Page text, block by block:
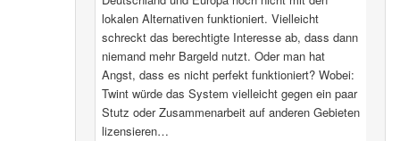
lokalen Alternativen funktioniert. Vielleicht
schreckt das berechtigte Interesse ab, dass dann
niemand mehr Bargeld nutzt. Oder man hat
Angst, dass es nicht perfekt funktioniert? Wobei:
Twint würde das System vielleicht gegen ein paar
Stutz oder Zusammenarbeit auf anderen Gebieten
lizensieren…